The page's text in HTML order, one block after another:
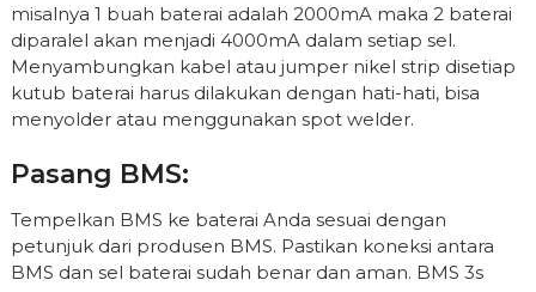
misalnya 1 buah baterai adalah 2000mA maka 2 baterai
diparalel akan menjadi 4000mA dalam setiap sel.
Menyambungkan kabel atau jumper nikel strip disetiap
kutub baterai harus dilakukan dengan hati-hati, bisa
menyolder atau menggunakan spot welder.
Pasang BMS:
Tempelkan BMS ke baterai Anda sesuai dengan
petunjuk dari produsen BMS. Pastikan koneksi antara
BMS dan sel baterai sudah benar dan aman. BMS 3s